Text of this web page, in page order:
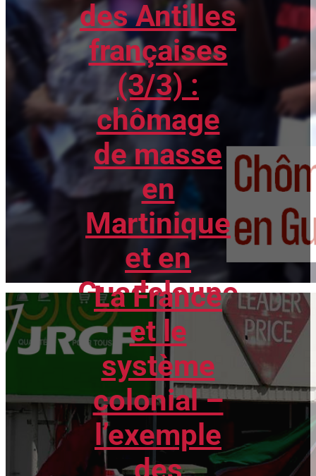
des Antilles
françaises
(3/3) :
chômage
de masse
en
Martinique
et en
Guadeloupe
La France
et le
système
colonial –
l’exemple